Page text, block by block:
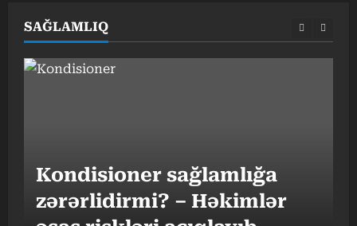
SAĞLAMLIQ
Kondisioner sağlamlığa
zərərlidirmi? – Həkimlər